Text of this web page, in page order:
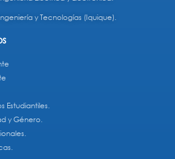
y Tecnologías (Iquique).
Estudiantiles.
y Género.